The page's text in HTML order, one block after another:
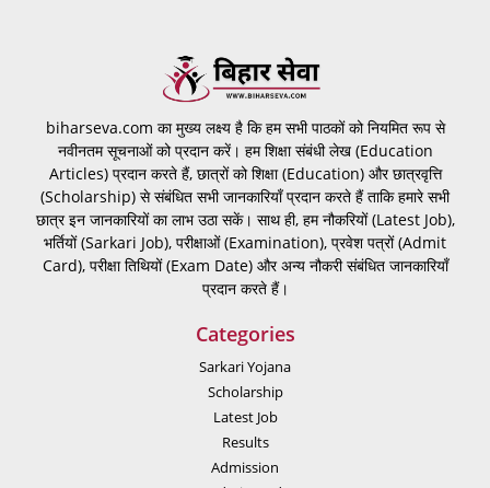
biharseva.com का मुख्य लक्ष्य है कि हम सभी पाठकों को नियमित रूप से
नवीनतम सूचनाओं को प्रदान करें। हम शिक्षा संबंधी लेख (Education
Articles) प्रदान करते हैं, छात्रों को शिक्षा (Education) और छात्रवृत्ति
(Scholarship) से संबंधित सभी जानकारियाँ प्रदान करते हैं ताकि हमारे सभी
छात्र इन जानकारियों का लाभ उठा सकें। साथ ही, हम नौकरियों (Latest Job),
भर्तियों (Sarkari Job), परीक्षाओं (Examination), प्रवेश पत्रों (Admit
Card), परीक्षा तिथियों (Exam Date) और अन्य नौकरी संबंधित जानकारियाँ
प्रदान करते हैं।
Categories
Sarkari Yojana
Scholarship
Latest Job
Results
Admission